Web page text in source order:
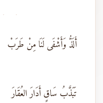
·
أَلَذُّ وَأَشْفَى لَنَا مِنْ طَرَبْ
تَبَذَّبُ سَاقٍ أَدَارَ العُقَارَ